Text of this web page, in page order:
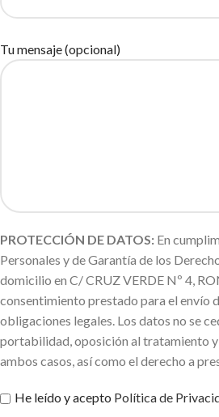
Tu mensaje (opcional)
PROTECCIÓN DE DATOS: En
Personales y de Garantía de los
domicilio en C/ CRUZ VERDE Nº 4,
consentimiento prestado para el envío
obligaciones legales. Los datos no se
portabilidad, oposición al tratamiento
ambos casos, así como el derecho a
He leído y acepto Política de